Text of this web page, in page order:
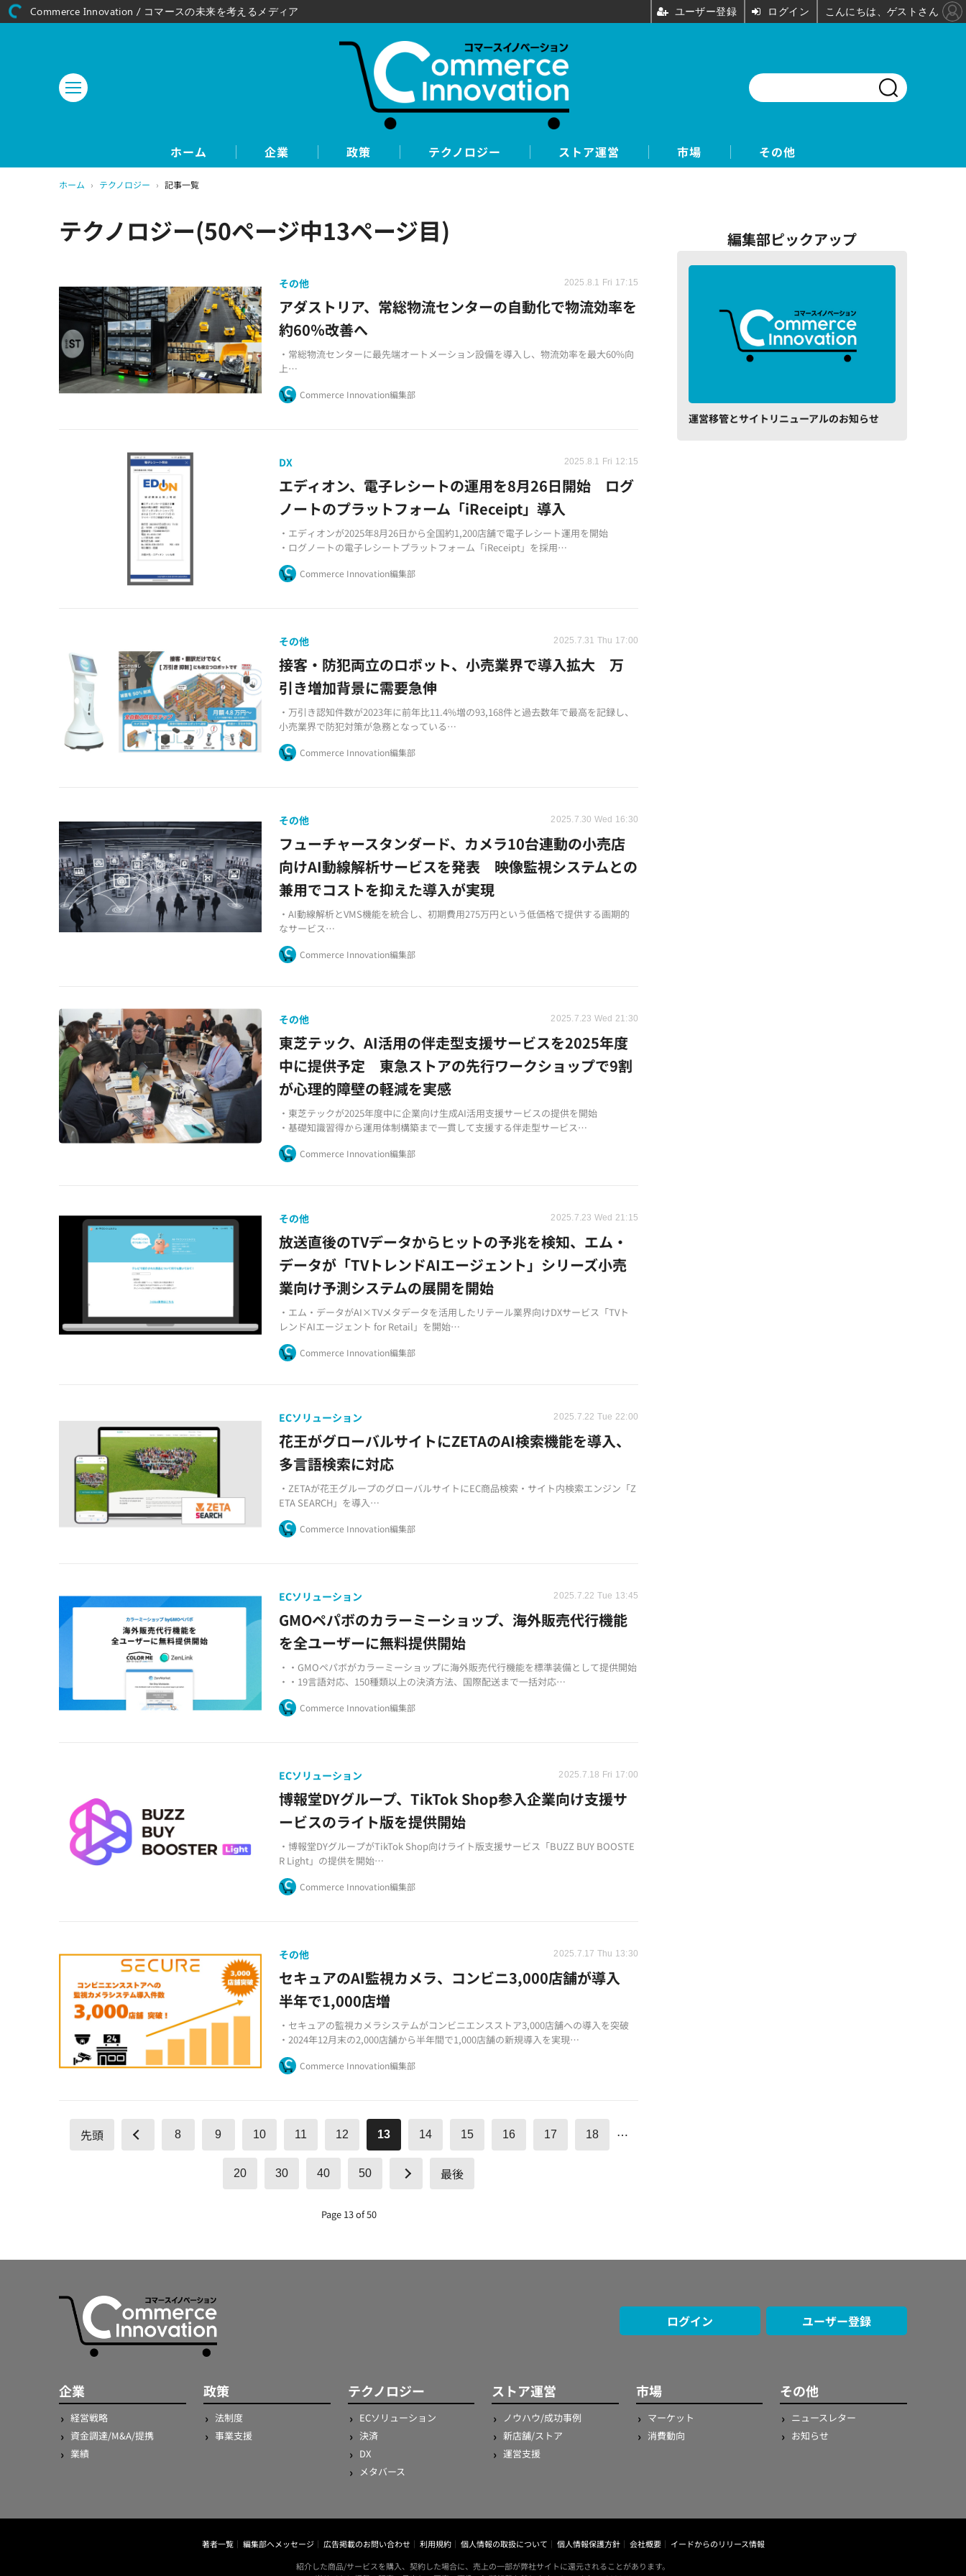
ホーム 企業 政策 テクノロジー ストア運営 市場 その他
ホーム › テクノロジー › 記事一覧
テクノロジー(50ページ中13ページ目)
その他 2025.8.1 Fri 17:15
アダストリア、常総物流センターの自動化で物流効率を
約60％改善へ
・常総物流センターに最先端オートメーション設備を導入し、物流効率を最大60%向
上
・2025年8月に西宮北物流センターを新設し、関西エリアの物流拠点を拡大
・少子高齢化による労働力不足対応とプラットフォーマー進化への戦略的投資
Commerce Innovation編集部
DX 2025.8.1 Fri 12:15
エディオン、電子レシートの運用を8月26日開始 ログ
ノートのプラットフォーム「iReceipt」導入
・エディオンが2025年8月26日から全国約1,200店舗で電子レシート運用を開始
・ログノートの電子レシートプラットフォーム「iReceipt」を採用
・キャッシュレス決済と組み合わせてレシートレス購買体験を実現
Commerce Innovation編集部
その他 2025.7.31 Thu 17:00
接客・防犯両立のロボット、小売業界で導入拡大 万
引き増加背景に需要急伸
・万引き認知件数が2023年に前年比11.4%増の93,168件と過去数年で最高を記録し、
小売業界で防犯対策が急務となっている
・ドーナッツロボティクスの接客ロボット「cinnamon Guide」は生成AI搭載で万引
き抑制機能を備え、販売代理店数が前年比10倍に急増
Commerce Innovation編集部
その他 2025.7.30 Wed 16:30
フューチャースタンダード、カメラ10台連動の小売店
向けAI動線解析サービスを発表 映像監視システムとの
兼用でコストを抑えた導入が実現
・AI動線解析とVMS機能を統合し、初期費用275万円という低価格で提供する画期的
なサービス
・最大10台のカメラで顧客の店内動線を詳細に分析し、属性別の行動パターンも把握
可能 Commerce Innovation編集部
その他 2025.7.23 Wed 21:30
東芝テック、AI活用の伴走型支援サービスを2025年度
中に提供予定 東急ストアの先行ワークショップで9割
が心理的障壁の軽減を実感
・東芝テックが2025年度中に企業向け生成AI活用支援サービスの提供を開始
・基礎知識習得から運用体制構築まで一貫して支援する伴走型サービス
・東急ストア向けワークショップで17件のAI活用アイデアを創出し効果を実証
Commerce Innovation編集部
その他 2025.7.23 Wed 21:15
放送直後のTVデータからヒットの予兆を検知、エム・
データが「TVトレンドAIエージェント」シリーズ小売
業向け予測システムの展開を開始
・エム・データがAI×TVメタデータを活用したリテール業界向けDXサービス「TVト
レンドAIエージェント for Retail」を開始
・テレビ番組で紹介された商品のトレンド予測、新商品開発支援、リテールメディア
コンテンツ自動生成など5つの主要機能を提供
Commerce Innovation編集部
ECソリューション 2025.7.22 Tue 22:00
花王がグローバルサイトにZETAのAI検索機能を導入、
多言語検索に対応
・ZETAが花王グループのグローバルサイトにEC商品検索・サイト内検索エンジン「Z
ETA SEARCH」を導入
・多言語での検索に対応し、検索利便性の向上とUX改善を実現
・AI技術を活用したサジェスト機能や「もしかして」機能でスムーズな商品検索を支
Commerce Innovation編集部
ECソリューション 2025.7.22 Tue 13:45
GMOペパボのカラーミーショップ、海外販売代行機能
を全ユーザーに無料提供開始
・・GMOペパボがカラーミーショップに海外販売代行機能を標準装備として提供開始
・・19言語対応、150種類以上の決済方法、国際配送まで一括対応
・・追加料金なしで利用可能、海外販売参入のハードルを大幅に軽減
Commerce Innovation編集部
ECソリューション 2025.7.18 Fri 17:00
博報堂DYグループ、TikTok Shop参入企業向け支援サ
ービスのライト版を提供開始
・博報堂DYグループがTikTok Shop向けライト版支援サービス「BUZZ BUY BOOSTE
R Light」の提供を開始
・企業規模やニーズに合わせて選択可能なカスタマイズ型サービス形態を採用
・独自の「5スピードマーケティング」モデルを活用したアジャイル型施策実行が特
Commerce Innovation編集部
その他 2025.7.17 Thu 13:30
セキュアのAI監視カメラ、コンビニ3,000店舗が導入
半年で1,000店増
・セキュアの監視カメラシステムがコンビニエンスストア3,000店舗への導入を突破
・2024年12月末の2,000店舗から半年間で1,000店舗の新規導入を実現
・AI技術を活用した高度なビジネスソリューションとして位置付け、セキュリティ以
外の用途にも展開
Commerce Innovation編集部
先頭 8 9 10 11 12 13 14 15 16 17 18 …
20 30 40 50 最後
Page 13 of 50
編集部ピックアップ
運営移管とサイトリニューアルのお知らせ
ログイン ユーザー登録
企業
経営戦略
資金調達/M&A/提携
業績
政策
法制度
事業支援
テクノロジー
ECソリューション
決済
DX
メタバース
ストア運営
ノウハウ/成功事例
新店舗/ストア
運営支援
市場
マーケット
消費動向
その他
ニュースレター
お知らせ
著者一覧 編集部へメッセージ 広告掲載のお問い合わせ 利用規約 個人情報の取扱について 個人情報保護方針 会社概要
イードからのリリース情報
紹介した商品/サービスを購入、契約した場合に、売上の一部が弊社サイトに還元されることがあります。
Commerce Innovation / コマースの未来を考えるメディア ユーザー登録 ログイン こんにちは、ゲストさん